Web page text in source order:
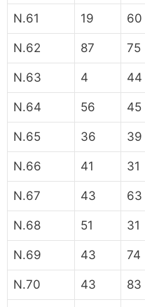
N.61 19 60
N.62 87 75
N.63 4 44
N.64 56 45
N.65 36 39
N.66 41 31
N.67 43 63
N.68 51 31
N.69 43 74
N.70 43 83